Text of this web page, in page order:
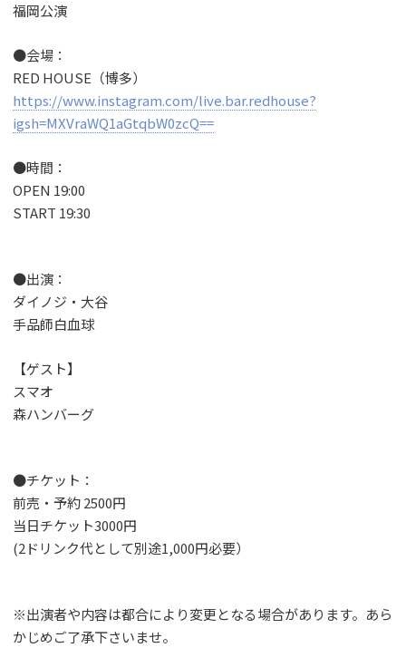
福岡公演
●会場：
RED HOUSE（博多）
https://www.instagram.com/live.bar.redhouse?
igsh=MXVraWQ1aGtqbW0zcQ==
●時間：
OPEN 19:00
START 19:30
●出演：
ダイノジ・大谷
手品師白血球
【ゲスト】
スマオ
森ハンバーグ
●チケット：
前売・予約 2500円
当日チケット3000円
(2ドリンク代として別途1,000円必要）
※出演者や内容は都合により変更となる場合があります。あら
かじめご了承下さいませ。